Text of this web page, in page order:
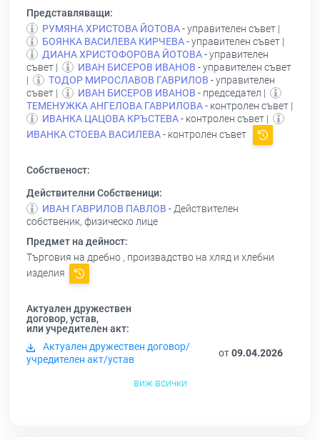
Представляващи:
РУМЯНА ХРИСТОВА ЙОТОВА- управителен съвет |
БОЯНКА ВАСИЛЕВА КИРЧЕВА- управителен съвет |
ДИАНА ХРИСТОФОРОВА ЙОТОВА- управителен
съвет |
ИВАН БИСЕРОВ ИВАНОВ - управителен съвет
|
ТОДОР МИРОСЛАВОВ ГАВРИЛОВ - управителен
съвет |
ИВАН БИСЕРОВ ИВАНОВ - председател |
ТЕМЕНУЖКА АНГЕЛОВА ГАВРИЛОВА- контролен съвет |
ИВАНКА ЦАЦОВА КРЪСТЕВА- контролен съвет |
ИВАНКА СТОЕВА ВАСИЛЕВА- контролен съвет
Собственост:
Действителни Собственици:
ИВАН ГАВРИЛОВ ПАВЛОВ - Действителен
собственик, физическо лице
Предмет на дейност:
Търговия на дребно , произвадство на хляд и хлебни
изделия
Актуален дружествен
договор, устав,
или учредителен акт:
Актуален дружествен договор/
учредителен акт/устав
от09.04.2026
виж всички